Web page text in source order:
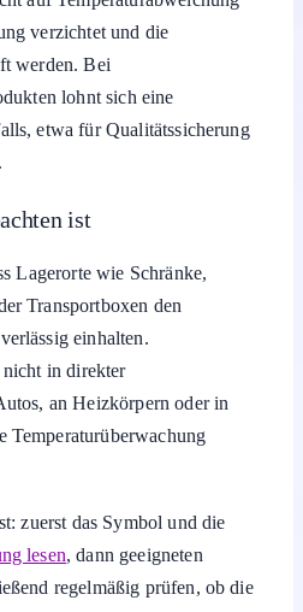
verzichtet und die
werden. Bei
lohnt sich eine
etwa für Qualitätssicherung
ist
Lagerorte wie Schränke,
Transportboxen den
einhalten.
in direkter
an Heizkörpern oder in
Temperaturüberwachung
zuerst das Symbol und die
lesen, dann geeigneten
regelmäßig prüfen, ob die